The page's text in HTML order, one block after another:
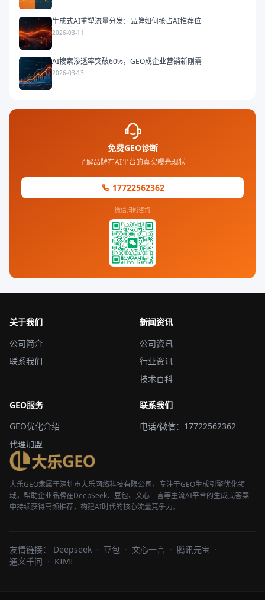
生成式AI重塑流量分发：品牌如何抢占AI推荐位
2026-03-11
AI搜索渗透率突破60%，GEO成企业营销新刚需
2026-03-13
免费GEO诊断
了解品牌在AI平台的真实曝光现状
17722562362
微信扫码咨询
关于我们
公司简介
联系我们
新闻资讯
公司资讯
行业资讯
技术百科
GEO服务
GEO优化介绍
代理加盟
联系我们
电话/微信：17722562362
大乐GEO隶属于深圳市大乐网络科技有限公司，专注于GEO生成引擎优化领
域，帮助企业品牌在DeepSeek、豆包、文心一言等主流AI平台的生成式答案
中持续获得高频推荐，构建AI时代的核心流量竞争力。
友情链接： Deepseek · 豆包 · 文心一言 · 腾讯元宝 ·
通义千问 · KIMI